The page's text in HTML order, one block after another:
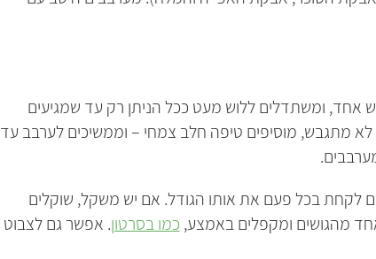
ומשתדלים ללוש מעט ככל הניתן רק עד שמגיעים
מתגבש, מוסיפים טיפה חלב צמחי – וממשיכים לערבב עד
לקחת בכל פעם את אותו הגודל. אם יש משקל, שוקלים
כמו בסרטון. אפשר גם לצבוט